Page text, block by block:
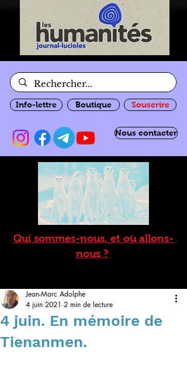
Info-lettre Boutique Souscrire
Nous contacter
Qui sommes-nous, et où allons-
nous ?
4 juin. En mémoire de
Tienanmen.
Jean-Marc Adolphe
4 juin 2021 2 min de lecture